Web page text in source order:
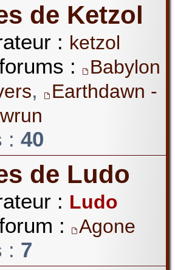
de Ketzol
: ketzol
:
Babylon
,
Earthdawn -
: 40
de Ludo
: Ludo
: Agone
: 7